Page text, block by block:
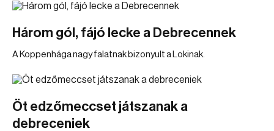
Három gól, fájó lecke a Debrecennek
A Koppenhága nagy falatnak bizonyult a Lokinak.
Öt edzőmeccset játszanak a
debreceniek